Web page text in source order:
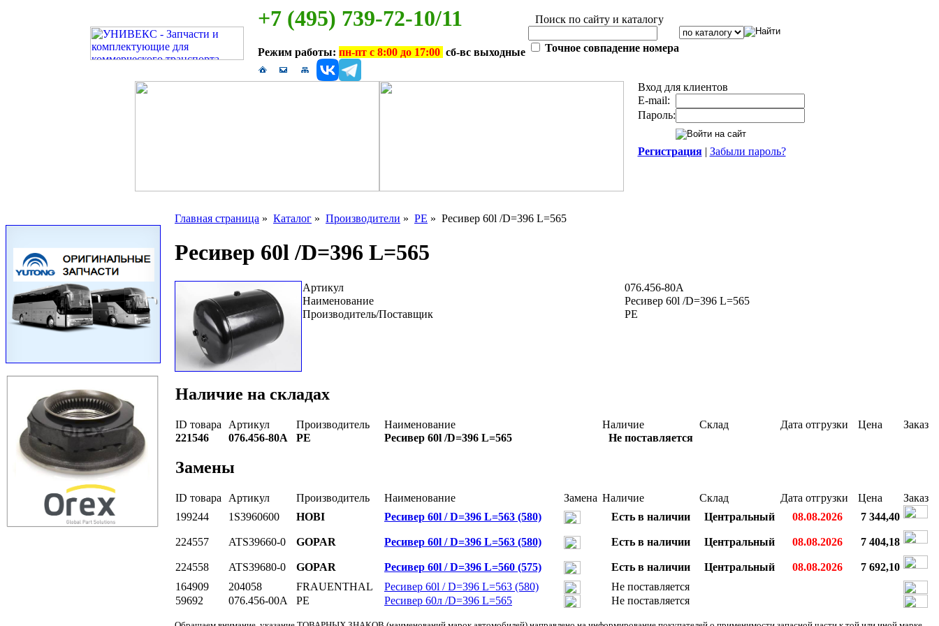
+7 (495) 739-72-10/11
Режим работы: пн-пт с 8:00 до 17:00 сб-вс выходные
Поиск по сайту и каталогу
Точное совпадение номера
Вход для клиентов
E-mail:
Пароль:
Регистрация| Забыли пароль?
Главная страница » Каталог » Производители » PE » Ресивер 60l /D=396 L=565
Ресивер 60l /D=396 L=565
Артикул
076.456-80A
Наименование
Ресивер 60l /D=396 L=565
Производитель/Поставщик
PE
Наличие на складах
ID товара Артикул Производитель Наименование Наличие Склад Дата отгрузки Цена
Заказ
221546
076.456-80A PE Ресивер 60l /D=396 L=565 Не поставляется
Замены
ID товара Артикул Производитель Наименование Замена Наличие Склад Дата отгрузки Цена
Заказ
199244
1S3960600 HOBI Ресивер 60l / D=396 L=563 (580) Есть в наличии Центральный 08.08.2026 7 344,40
224557 ATS39660-0 GOPAR Ресивер 60l / D=396 L=563 (580) Есть в наличии Центральный 08.08.2026 7 404,18
224558 ATS39680-0 GOPAR Ресивер 60l / D=396 L=560 (575) Есть в наличии Центральный 08.08.2026
7 692,10
164909
204058 FRAUENTHAL Ресивер 60l / D=396 L=563 (580)
Не поставляется
59692
076.456-00A PE Ресивер 60л /D=396 L=565 Не поставляется